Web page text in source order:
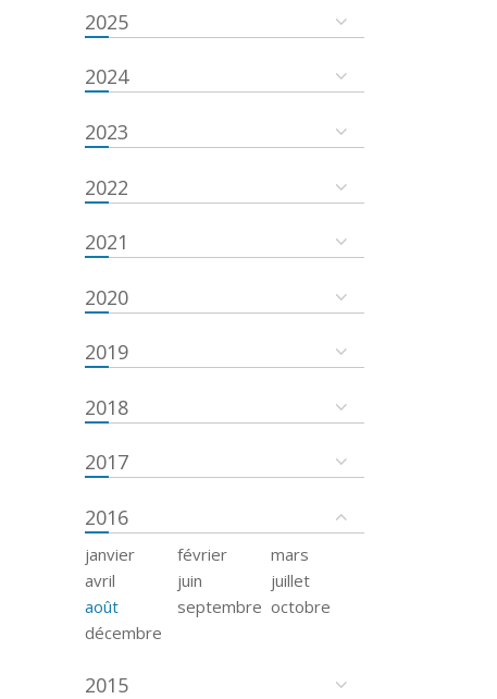
2025
2024
2023
2022
2021
2020
2019
2018
2017
2016
janvier février
mars
avril
juin
juillet
août
septembre octobre
décembre
2015